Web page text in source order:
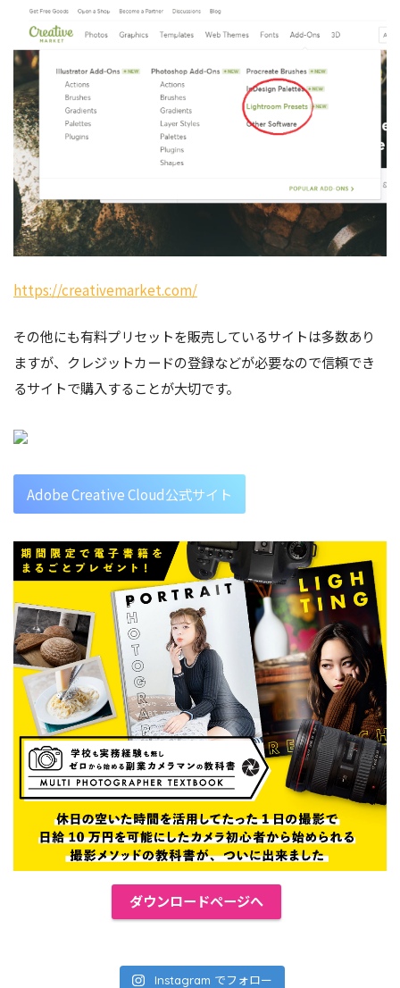
https://creativemarket.com/
その他にも有料プリセットを販売しているサイトは多数あり
ますが、クレジットカードの登録などが必要なので信頼でき
るサイトで購入することが大切です。
Adobe Creative Cloud公式サイト
ダウンロードページへ
Instagram でフォロー